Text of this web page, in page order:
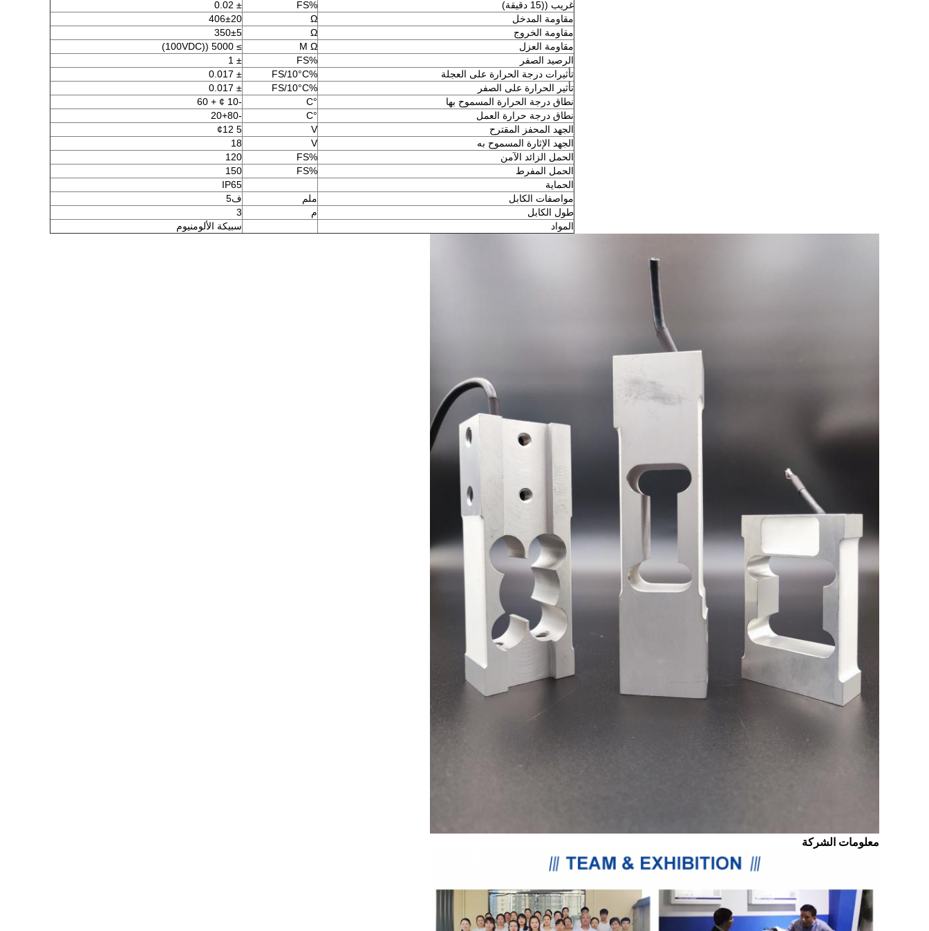
غريب ((15 دقيقة)
%FS
± 0.02
مقاومة المدخل
Ω
406±20
مقاومة الخروج
Ω
350±5
مقاومة العزل
M Ω
≥ 5000 ((100VDC)
الرصيد الصفر
%FS
± 1
تأثيرات درجة الحرارة على العجلة
%FS/10°C
± 0.017
تأثير الحرارة على الصفر
%FS/10°C
± 0.017
نطاق درجة الحرارة المسموح بها
°C
-10 ¢ + 60
نطاق درجة حرارة العمل
°C
-20+80
الجهد المحفز المقترح
V
5 ¢12
الجهد الإثارة المسموح به
V
18
الحمل الزائد الآمن
%FS
120
الحمل المفرط
%FS
150
الحماية
IP65
مواصفات الكابل
ملم
ف5
طول الكابل
م
3
المواد
سبيكة الألومنيوم
معلومات الشركة